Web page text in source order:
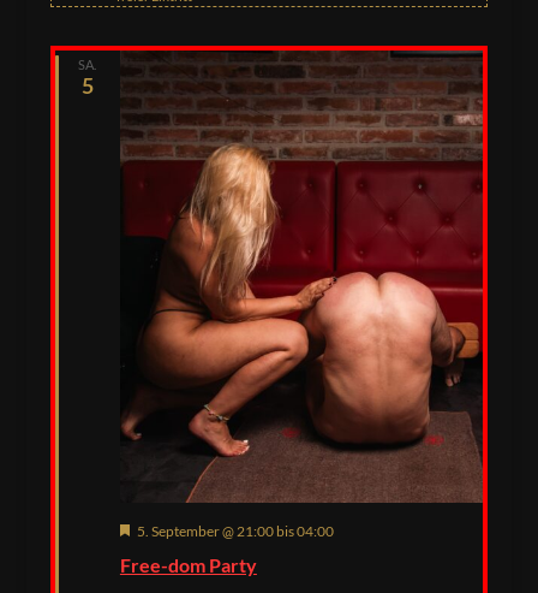
SA.
5
Free-dom Party
Hervorgehoben
5. September @ 21:00bis04:00